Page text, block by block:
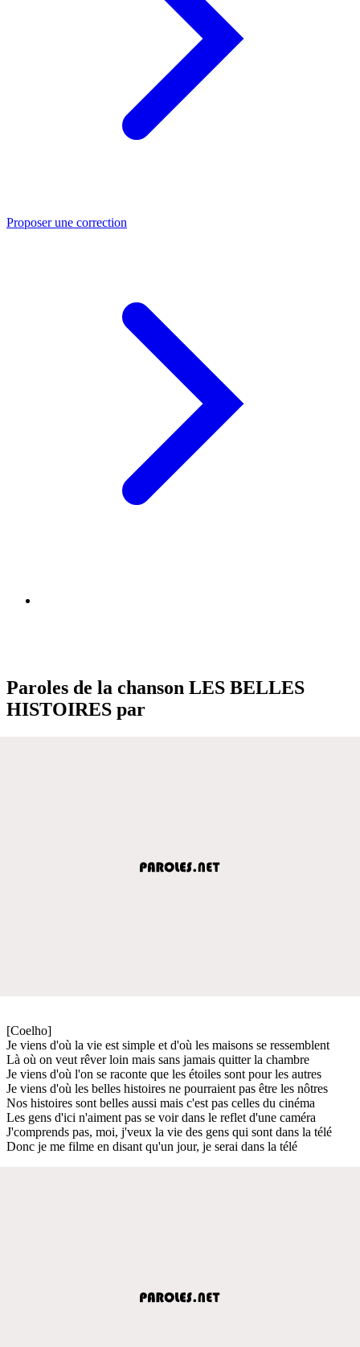
Proposer une correction
Paroles de la chanson LES BELLES
HISTOIRES par
[Coelho]
Je viens d'où la vie est simple et d'où les maisons se ressemblent
Là où on veut rêver loin mais sans jamais quitter la chambre
Je viens d'où l'on se raconte que les étoiles sont pour les autres
Je viens d'où les belles histoires ne pourraient pas être les nôtres
Nos histoires sont belles aussi mais c'est pas celles du cinéma
Les gens d'ici n'aiment pas se voir dans le reflet d'une caméra
J'comprends pas, moi, j'veux la vie des gens qui sont dans la télé
Donc je me filme en disant qu'un jour, je serai dans la télé